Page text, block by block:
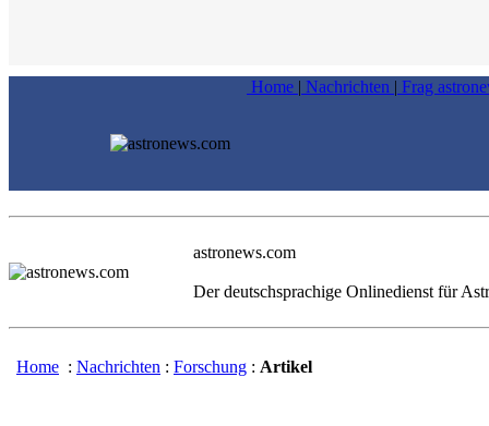
Home | Nachrichten | Frag
astronews.com
Der deutschsprachige Onlinedienst für
Home : Nachrichten : Forschung : Artikel